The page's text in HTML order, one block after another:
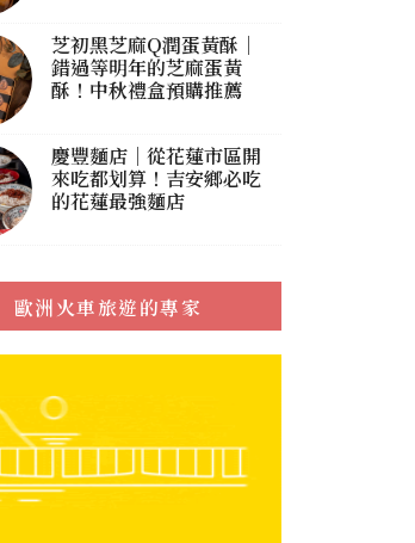
芝初黑芝麻Q潤蛋黃酥｜
錯過等明年的芝麻蛋黃
酥！中秋禮盒預購推薦
慶豐麵店｜從花蓮市區開
來吃都划算！吉安鄉必吃
的花蓮最強麵店
歐洲火車旅遊的專家